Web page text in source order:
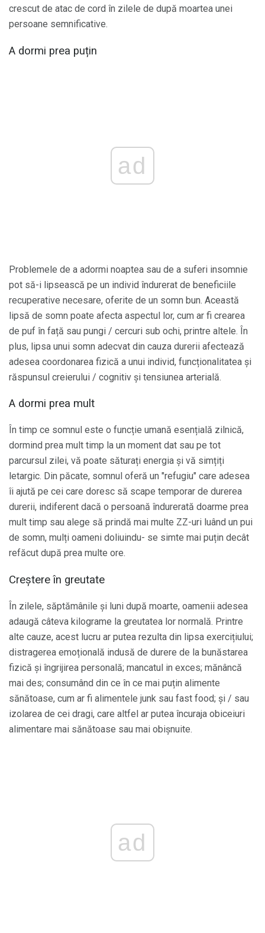
crescut de atac de cord în zilele de după moartea unei
persoane semnificative.
A dormi prea puțin
ad
Problemele de a adormi noaptea sau de a suferi insomnie
pot să-i lipsească pe un individ îndurerat de beneficiile
recuperative necesare, oferite de un somn bun. Această
lipsă de somn poate afecta aspectul lor, cum ar fi crearea
de puf în față sau pungi / cercuri sub ochi, printre altele. În
plus, lipsa unui somn adecvat din cauza durerii afectează
adesea coordonarea fizică a unui individ, funcționalitatea și
răspunsul creierului / cognitiv și tensiunea arterială.
A dormi prea mult
În timp ce somnul este o funcție umană esențială zilnică,
dormind prea mult timp la un moment dat sau pe tot
parcursul zilei, vă poate săturați energia și vă simțiți
letargic. Din păcate, somnul oferă un "refugiu" care adesea
îi ajută pe cei care doresc să scape temporar de durerea
durerii, indiferent dacă o persoană îndurerată doarme prea
mult timp sau alege să prindă mai multe ZZ-uri luând un pui
de somn, mulți oameni doliuindu- se simte mai puțin decât
refăcut după prea multe ore.
Creștere în greutate
În zilele, săptămânile și luni după moarte, oamenii adesea
adaugă câteva kilograme la greutatea lor normală. Printre
alte cauze, acest lucru ar putea rezulta din lipsa exercițiului;
distragerea emoțională indusă de durere de la bunăstarea
fizică și îngrijirea personală; mancatul in exces; mănâncă
mai des; consumând din ce în ce mai puțin alimente
sănătoase, cum ar fi alimentele junk sau fast food; și / sau
izolarea de cei dragi, care altfel ar putea încuraja obiceiuri
alimentare mai sănătoase sau mai obișnuite.
ad